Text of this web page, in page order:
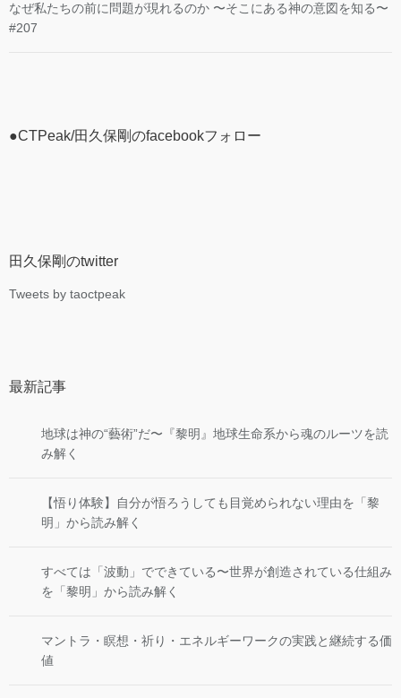
なぜ私たちの前に問題が現れるのか 〜そこにある神の意図を知る〜
#207
●CTPeak/田久保剛のfacebookフォロー
田久保剛のtwitter
Tweets by taoctpeak
最新記事
地球は神の“藝術”だ〜『黎明』地球生命系から魂のルーツを読
み解く
【悟り体験】自分が悟ろうしても目覚められない理由を「黎
明」から読み解く
すべては「波動」でできている〜世界が創造されている仕組み
を「黎明」から読み解く
マントラ・瞑想・祈り・エネルギーワークの実践と継続する価
値